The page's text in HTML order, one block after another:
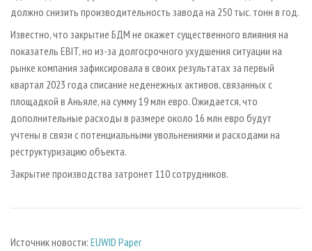
должно снизить производительность завода на 250 тыс. тонн в год.
Известно, что закрытие БДМ не окажет существенного влияния на
показатель EBIT, но из-за долгосрочного ухудшения ситуации на
рынке компания зафиксировала в своих результатах за первый
квартал 2023 года списание неденежных активов, связанных с
площадкой в Аньяле, на сумму 19 млн евро. Ожидается, что
дополнительные расходы в размере около 16 млн евро будут
учтены в связи с потенциальными увольнениями и расходами на
реструктуризацию объекта.
Закрытие производства затронет 110 сотрудников.
Источник новости: EUWID Paper